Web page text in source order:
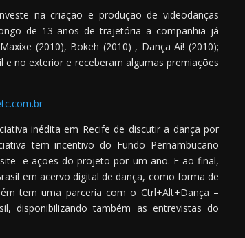
na criação e produção de videodanças
de 13 anos de trajetória a companhia já
(2010), Bokeh (2010) , Dança Aí! (2010);
e no exterior e receberam algumas premiações
inédita em Recife de discutir a dança por
tem incentivo do Fundo Pernambucano
e ações do projeto por um ano. E ao final,
em acervo digital de dança, como forma de
tem uma parceria com o Ctrl+Alt+Dança –
disponibilizando também as entrevistas do